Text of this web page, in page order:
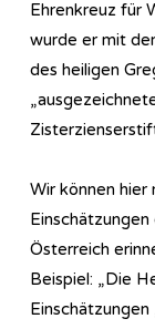
Ehrenkreuz für
wurde er mit
des heiligen
Wir können hier
Österreich
Beispiel: „Die